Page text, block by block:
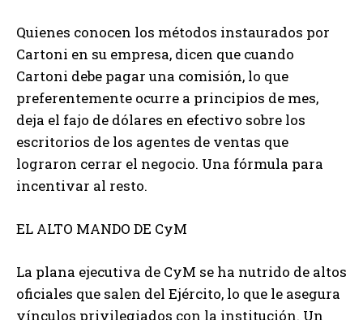
Quienes conocen los métodos instaurados por
Cartoni en su empresa, dicen que cuando
Cartoni debe pagar una comisión, lo que
preferentemente ocurre a principios de mes,
deja el fajo de dólares en efectivo sobre los
escritorios de los agentes de ventas que
lograron cerrar el negocio. Una fórmula para
incentivar al resto.
EL ALTO MANDO DE CyM
La plana ejecutiva de CyM se ha nutrido de altos
oficiales que salen del Ejército, lo que le asegura
vínculos privilegiados con la institución. Un